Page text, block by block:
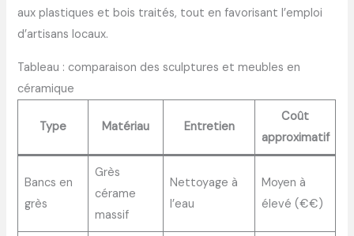
aux plastiques et bois traités, tout en favorisant l’emploi
d’artisans locaux.
Tableau : comparaison des sculptures et meubles en
céramique
Type Matériau Entretien
Coût
approximatif
Bancs en
grès
Grès
cérame
massif
Nettoyage à
l’eau
Moyen à
élevé (€€)